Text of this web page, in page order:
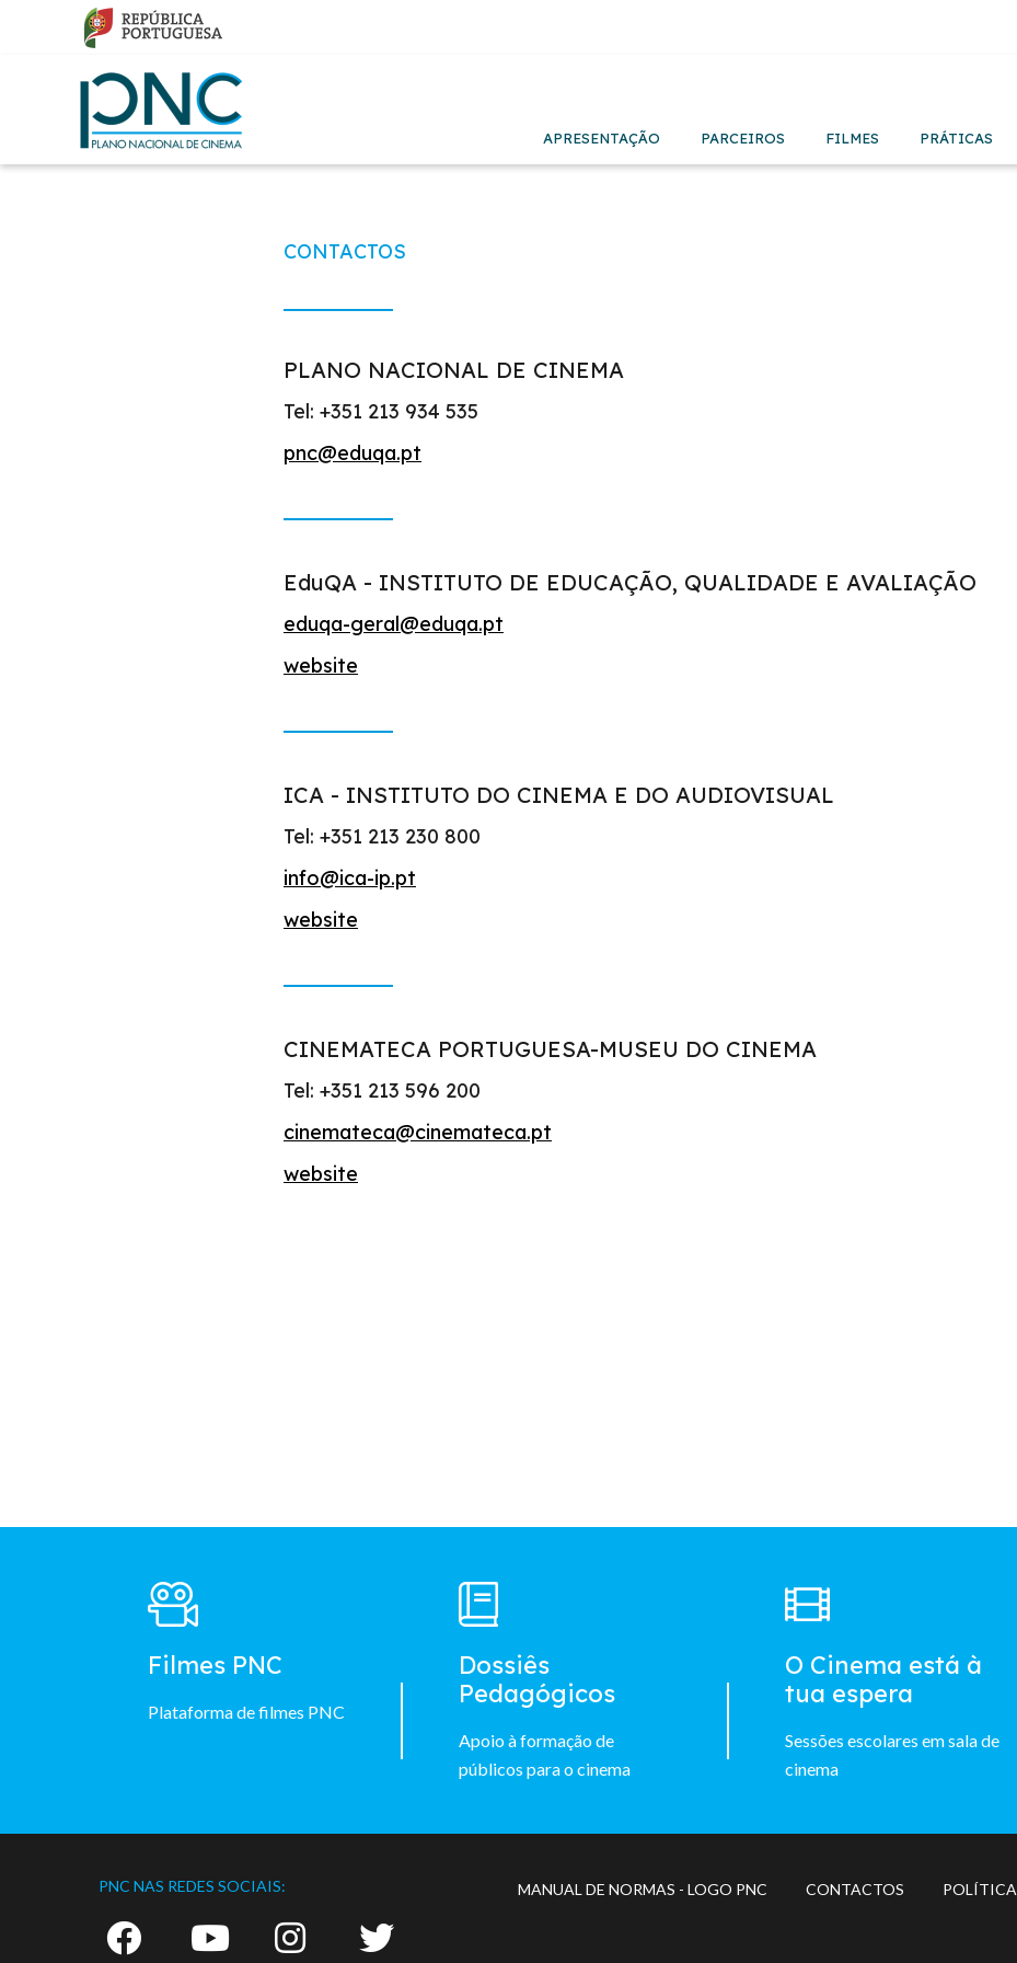
APRESENTAÇÃO PARCEIROS FILMES PRÁTICAS
CONTACTOS
PLANO NACIONAL DE CINEMA
Tel: +351 213 934 535
pnc@eduqa.pt
EduQA - INSTITUTO DE EDUCAÇÃO, QUALIDADE E AVALIAÇÃO
eduqa-geral@eduqa.pt
website
ICA - INSTITUTO DO CINEMA E DO AUDIOVISUAL
Tel: +351 213 230 800
info@ica-ip.pt
website
CINEMATECA PORTUGUESA-MUSEU DO CINEMA
Tel: +351 213 596 200
cinemateca@cinemateca.pt
website
Footer
Main
Menu
Filmes PNC
Plataforma de filmes PNC
Dossiês
Pedagógicos
Apoio à formação de
públicos para o cinema
O Cinema está à
tua espera
Sessões escolares em sala de
cinema
PNC NAS REDES SOCIAIS:
Footer
MANUAL DE NORMAS - LOGO PNC CONTACTOS